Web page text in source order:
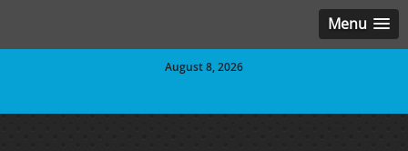
Menu
August 8, 2026